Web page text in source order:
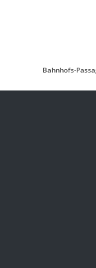
Bahnhofs-